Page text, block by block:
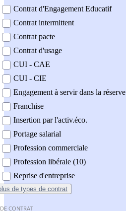
Contrat d'Engagement Educatif
Contrat intermittent
Contrat pacte
Contrat d'usage
CUI - CAE
CUI - CIE
Engagement à servir dans la réserve
Franchise
Insertion par l'activ.éco.
Portage salarial
Profession commerciale
Profession libérale (10)
Reprise d'entreprise
de types de contrat
CONTRAT